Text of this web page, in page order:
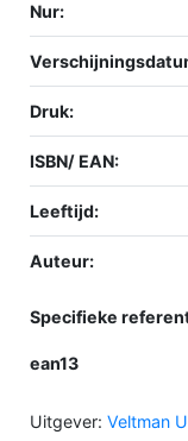
Nur:
Druk:
ISBN/ EAN:
Leeftijd:
Auteur:
Specifieke
ean13
Uitgever: Veltman